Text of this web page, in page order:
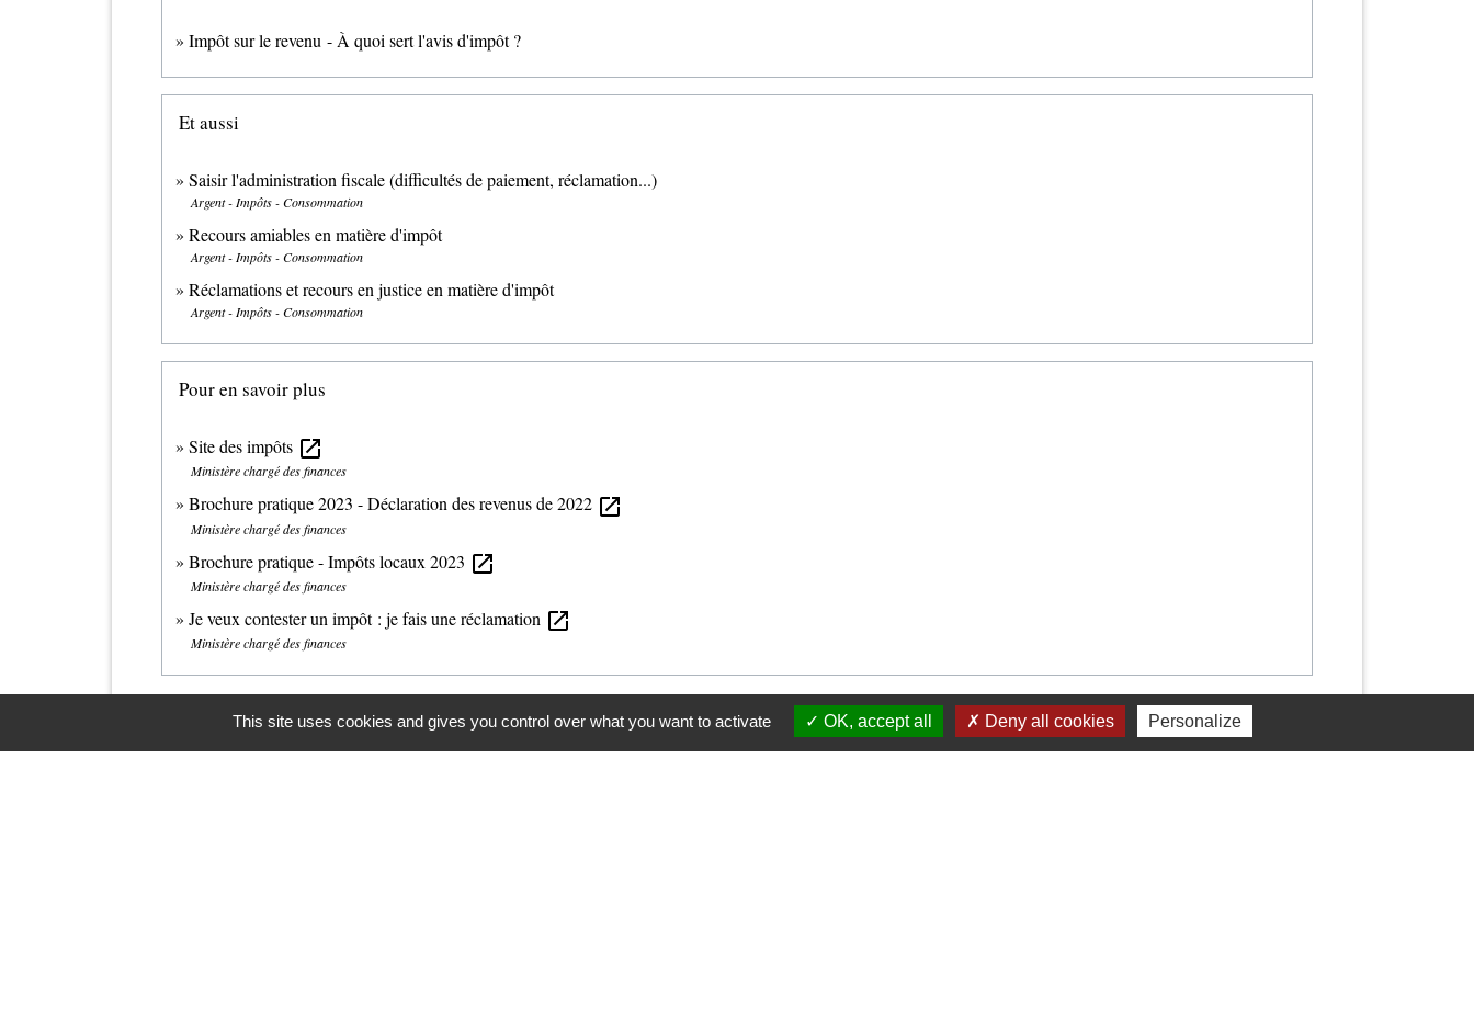
Impôt sur le revenu - À quoi sert l'avis d'impôt ?
Et aussi
Saisir l'administration fiscale (difficultés de paiement, réclamation...)
Argent - Impôts - Consommation
Recours amiables en matière d'impôt
Argent - Impôts - Consommation
Réclamations et recours en justice en matière d'impôt
Argent - Impôts - Consommation
Pour en savoir plus
Site des impôts open_in_new
Ministère chargé des finances
Brochure pratique 2023 - Déclaration des revenus de 2022 open_in_new
Ministère chargé des finances
Brochure pratique - Impôts locaux 2023 open_in_new
Ministère chargé des finances
Je veux contester un impôt : je fais une réclamation open_in_new
Ministère chargé des finances
Signaler une erreur sur cette page
This site uses cookies and gives you control over what you want to activate OK, accept all Deny all cookies Personalize